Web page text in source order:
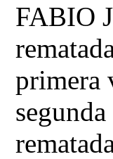
FABIO
primera